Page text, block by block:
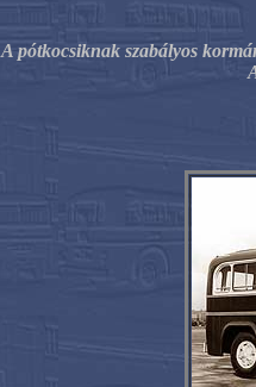
A pótkocsiknak szabályos